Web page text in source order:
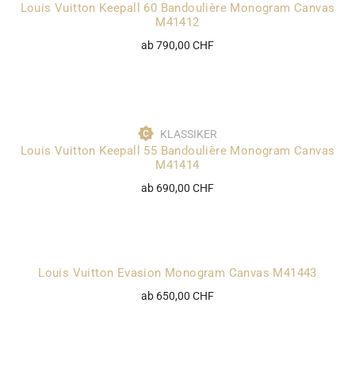
Louis Vuitton Keepall 60 Bandoulière Monogram Canvas
M41412
ab 790,00 CHF
KLASSIKER
Louis Vuitton Keepall 55 Bandoulière Monogram Canvas
M41414
ab 690,00 CHF
Louis Vuitton Evasion Monogram Canvas M41443
ab 650,00 CHF